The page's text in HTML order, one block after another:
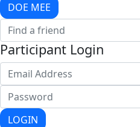
DOE MEE
Participant Login
LOGIN